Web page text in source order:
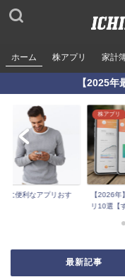
ホーム 株アプリ 家計
【2025
に便利なアプリおす
株アプリ
【2026
リ10選【
最新記事